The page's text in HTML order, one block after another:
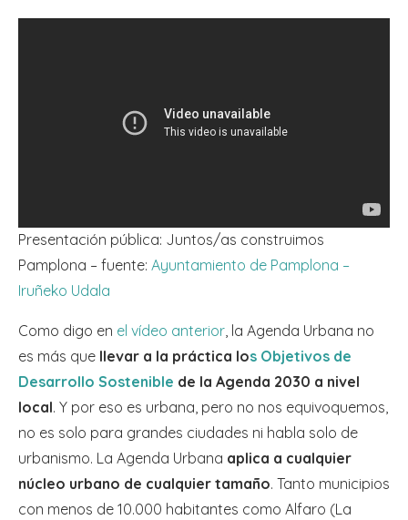
Presentación pública: Juntos/as construimos
Pamplona – fuente: Ayuntamiento de Pamplona –
Iruñeko Udala
Como digo en el vídeo anterior, la Agenda Urbana no
es más que llevar a la práctica los Objetivos de
Desarrollo Sostenible de la Agenda 2030 a nivel
local. Y por eso es urbana, pero no nos equivoquemos,
no es solo para grandes ciudades ni habla solo de
urbanismo. La Agenda Urbana aplica a cualquier
núcleo urbano de cualquier tamaño. Tanto municipios
con menos de 10.000 habitantes como Alfaro (La